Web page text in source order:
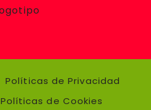
Políticas de Privacidad
Políticas de Cookies